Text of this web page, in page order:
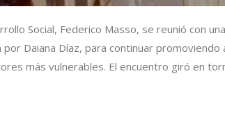
Social, Federico Masso, se reunió con
por Daiana Díaz, para continuar
más vulnerables. El encuentro giró en